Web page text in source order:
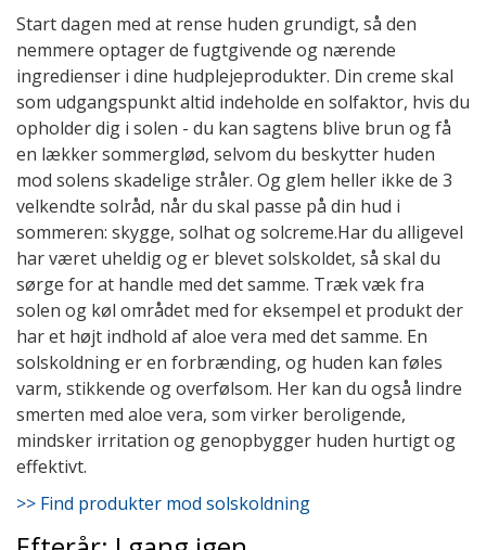
Start dagen med at rense huden grundigt, så den
nemmere optager de fugtgivende og nærende
ingredienser i dine hudplejeprodukter. Din creme skal
som udgangspunkt altid indeholde en solfaktor, hvis du
opholder dig i solen - du kan sagtens blive brun og få
en lækker sommerglød, selvom du beskytter huden
mod solens skadelige stråler. Og glem heller ikke de 3
velkendte solråd, når du skal passe på din hud i
sommeren: skygge, solhat og solcreme.Har du alligevel
har været uheldig og er blevet solskoldet, så skal du
sørge for at handle med det samme. Træk væk fra
solen og køl området med for eksempel et produkt der
har et højt indhold af aloe vera med det samme. En
solskoldning er en forbrænding, og huden kan føles
varm, stikkende og overfølsom. Her kan du også lindre
smerten med aloe vera, som virker beroligende,
mindsker irritation og genopbygger huden hurtigt og
effektivt.
>> Find produkter mod solskoldning